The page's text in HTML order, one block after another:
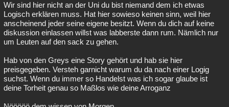
Wir sind hier nicht an der Uni du bist niemand dem ich etwas
Logisch erklären muss. Hat hier sowieso keinen sinn, weil hier
anscheinend jeder seine eigene besitzt. Wenn du dich auf keine
diskussion einlassen willst was labberste dann rum. Nämlich nur
um Leuten auf den sack zu gehen.
Hab von den Greys eine Story gehört und hab sie hier
preisgegeben. Versteh garnicht warum du da nach einer Logig
suchst. Wenn du immer so Handelst was ich sogar glaube ist
deine Torheit genau so Maßlos wie deine Arroganz